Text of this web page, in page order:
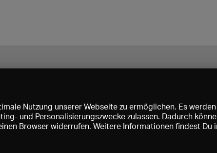
Nutzung unserer Webseite zu ermöglichen. Es
und Personalisierungszwecke zulassen. Dadurch
Browser widerrufen. Weitere Informationen findest Du